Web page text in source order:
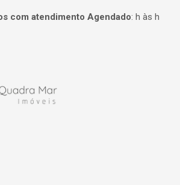
com atendimento Agendado: h às h